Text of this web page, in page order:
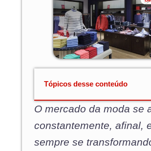
Tópicos desse conteúdo
O mercado da moda se
constantemente, afinal,
sempre se